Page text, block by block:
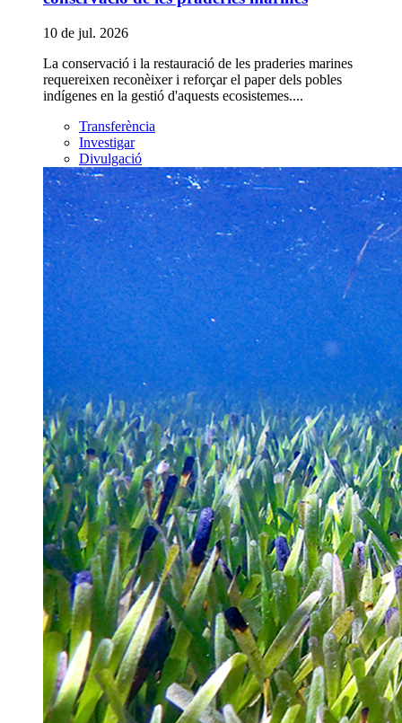
10 de jul. 2026
La conservació i la restauració de les praderies marines
requereixen reconèixer i reforçar el paper dels pobles
indígenes en la gestió d'aquests ecosistemes....
Transferència
Investigar
Divulgació